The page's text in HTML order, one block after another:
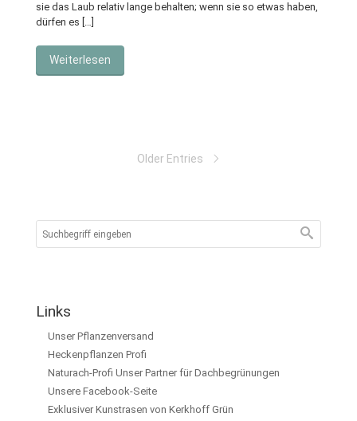
sie das Laub relativ lange behalten; wenn sie so etwas haben,
dürfen es […]
Weiterlesen
Older Entries
Links
Unser Pflanzenversand
Heckenpflanzen Profi
Naturach-Profi Unser Partner für Dachbegrünungen
Unsere Facebook-Seite
Exklusiver Kunstrasen von Kerkhoff Grün